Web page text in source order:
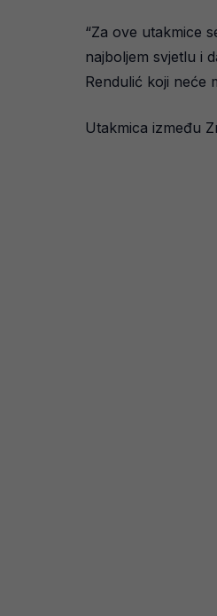
“Za ove utakmice
najboljem svjetlu i
Rendulić koji neće
Utakmica između